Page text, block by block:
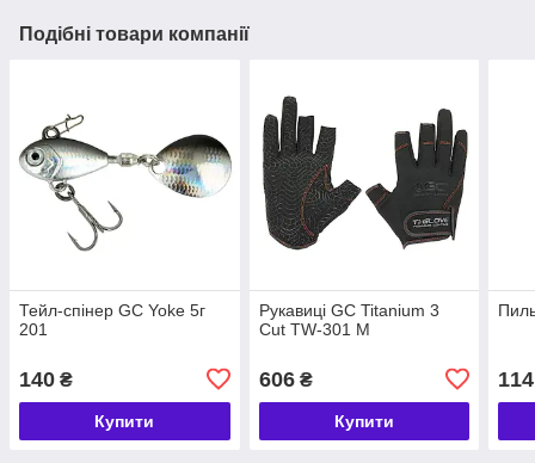
Подібні товари компанії
Тейл-спінер GC Yoke 5г
201
140 ₴
Купити
Рукавиці GC Titanium 3
Cut TW-301 M
606₴
Купити
114